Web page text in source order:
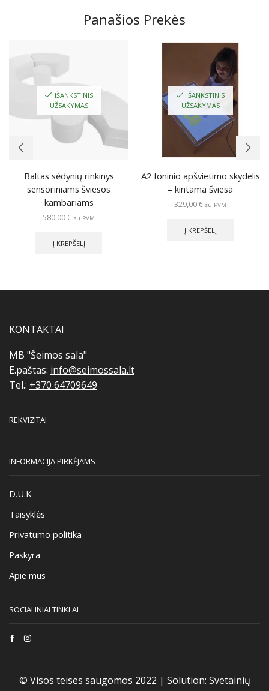
Panašios Prekės
IŠANKSTINIS
UŽSAKYMAS
Baltas sėdynių rinkinys
sensoriniams šviesos
kambariams
580,00€ su PVM
Į KREPŠELĮ
IŠANKSTINIS
UŽSAKYMAS
A2 foninio apšvietimo skydelis
– kintama šviesa
329,00€ su PVM
Į KREPŠELĮ
KONTAKTAI
MB "Šeimos sala"
E.paštas: info@seimossala.lt
Tel.: +370 64709649
REKVIZITAI
INFORMACIJA PIRKĖJAMS
D.U.K
Taisyklės
Privatumo politika
Paskyra
Apie mus
SOCIALINIAI TINKLAI
FacebookInstagram
© Visos teises saugomos 2022 | Solution: Svetainių